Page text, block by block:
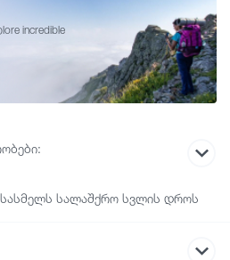
incredible
სალაშქრო სვლის დროს